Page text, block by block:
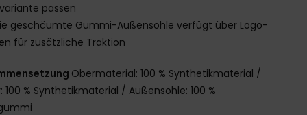
passen
geschäumte Gummi-Außensohle verfügt über Logo-
für zusätzliche Traktion
Obermaterial: 100 % Synthetikmaterial /
100 % Synthetikmaterial / Außensohle: 100 %